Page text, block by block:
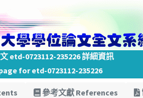
etd-0723112-235226 詳細資訊
for etd-0723112-235226
參考文獻 References